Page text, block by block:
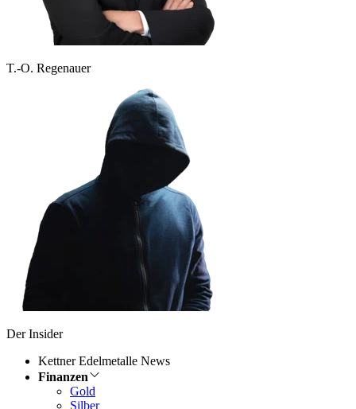
T.-O. Regenauer
Der Insider
Kettner Edelmetalle News
Finanzen
Gold
Silber